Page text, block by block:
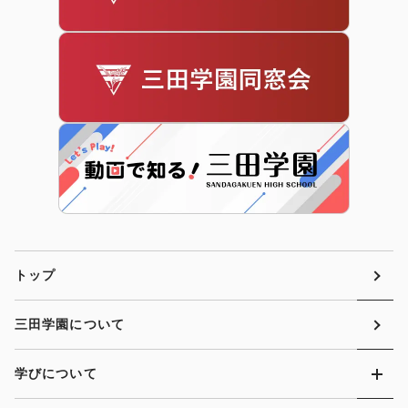
トップ
三田学園について
学びについて